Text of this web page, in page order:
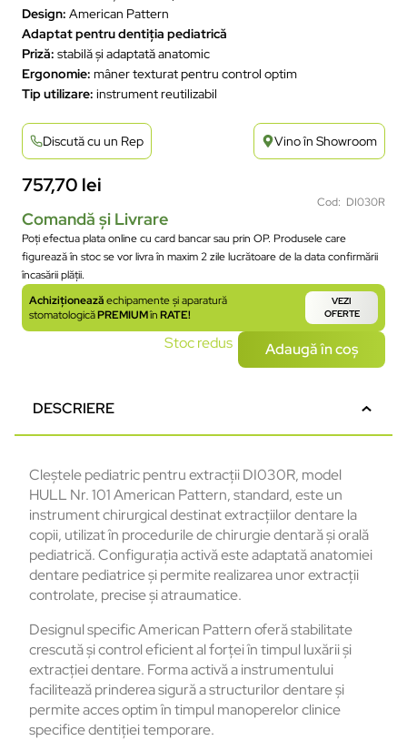
Design: American Pattern
Adaptat pentru dentiția pediatrică
Priză: stabilă și adaptată anatomic
Ergonomie: mâner texturat pentru control optim
Tip utilizare: instrument reutilizabil
Discută cu un Rep Vino în Showroom
757,70 lei
Cod: DI030R
Comandă și Livrare
Poți efectua plata online cu card bancar sau prin OP. Produsele care
figurează în stoc se vor livra în maxim 2 zile lucrătoare de la data confirmării
încasării plății.
Achiziționeazăechipamente și aparatură
stomatologicăPREMIUMînRATE!
VEZI
OFERTE
Stoc redus Adaugă în coș
DESCRIERE
Cleștele pediatric pentru extracții DI030R, model
HULL Nr. 101 American Pattern, standard, este un
instrument chirurgical destinat extracțiilor dentare la
copii, utilizat în procedurile de chirurgie dentară și orală
pediatrică. Configurația activă este adaptată anatomiei
dentare pediatrice și permite realizarea unor extracții
controlate, precise și atraumatice.
Designul specific American Pattern oferă stabilitate
crescută și control eficient al forței în timpul luxării și
extracției dentare. Forma activă a instrumentului
facilitează prinderea sigură a structurilor dentare și
permite acces optim în timpul manoperelor clinice
specifice dentiției temporare.